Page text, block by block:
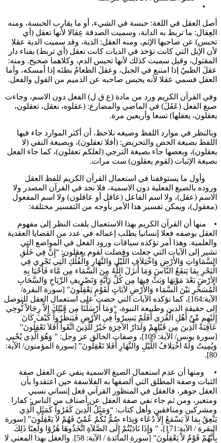
في اللغة: حبسة في الشيء، أو ما يقارب الحبسة، ومنه
ما تربط به الدابة، وسميت الصدقة عِقالا لأنها تعقل (أي
عن صاحبها الإثم، ومنه العقل: الدية، وقد سميت الدية عقلا
التي كانت تؤخذ في الديات كانت تعقل (أي تربط) بفناء دار
وقيل سميت كذلك لأنها تحبس الدم، وكلاهما صحيح. ومنه:
إذا امتنع في الجبل، وعقلَ الطعامُ بطنَه إذا أمسكه، وأما
فسمي عقلا لأنه يحبس صاحبه عن الذميم من القول والفعل.
الكريم ورد من مادة (ع ق ل) الفعل دون الاسم، وجاءت
(عَقَلَ) في الماضي والمضارع: (عقلوه، نعقل، تعقلون،
يعقلها) تسعا وأربعين مرة.
في موارد اللفظ وصيغه نلاحظ، أن أكثر الموارد جاء فيها
بصيغة الحض والتحريض: (أفلا تعقلون)، وبصيغة النفي (لا
وبعضها جاء بصيغة الترجي (لعلكم تعقلون)، كما جاء الفعل
الإثبات (لقوم يعقلون) ست مرات.
ما يستوقفنا في استعمال القرآن الكريم للفظ العقل
بالصيغ الفعلية دون الاسمية، فلا نجد في القرآن المصدر ولا
(عقل)، ولا اسم الفاعل (عاقل أو عاقلون) ولا اسم المفعول
ويمكن تفسير هذا الأمر بأوجه من التفسير مختلفة:
أن القرآن الكريم بهذا الاستعمال يلفت النظر إلى مفهوم
بوصفه فعلا إنسانيا يطلب إعماله في عدد من القضايا العقدية
وهذا أمر تؤكده سياقات ورود الفعل في المواضع التي
إلى الآيات التي جعلت وفصلت لقوم يعقلون: “إِنَّ فِي خَلْقِ
وَالأَرْضِ وَاخْتِلاَفِ اللَّيْلِ وَالنَّهَارِ وَالْفُلْكِ الَّتِي تَجْرِي فِي
بِمَا يَنفَعُ النَّاسَ وَمَا أَنزَلَ اللَّهُ مِنَ السَّمَاء مِن مَّاء فَأَحْيَا بِهِ
بَعْدَ مَوْتِهَا وَبَثَّ فِيهَا مِن كُلِّ دَآبَّةٍ وَتَصْرِيفِ الرِّيَاحِ وَالسَّحَابِ
بَيْنَ السَّمَاء وَالأَرْضِ لآيَاتٍ لِّقَوْمٍ يَعْقِلُونَ” [سورة البقرة/
الآية:164]، كما تؤكده الآيات التي حضت على استعمال العقل للتوصل
الدين وطبيعة النبوة، “وَمَا أَرْسَلْنَا مِن قَبْلِكَ إِلاَّ رِجَالاً نُّوحِي
مِّنْ أَهْلِ الْقُرَى أَفَلَمْ يَسِيرُواْ فِي الأَرْضِ فَيَنظُرُواْ كَيْفَ كَانَ
الَّذِينَ مِن قَبْلِهِمْ وَلَدَارُ الآخِرَةِ خَيْرٌ لِّلَّذِينَ اتَّقَواْ أَفَلاَ تَعْقِلُونَ”
[سورة يونس/ الآية: 109]، وصفات الخالق عز وجل: ” وَهُوَ الَّذِي يُحْيِي
وَلَهُ اخْتِلافُ اللَّيْلِ وَالنَّهَارِ أَفَلا تَعْقِلُونَ” [سورة المؤمنون/ الآية:
أن عدم استعمال الصيغ الاسمية ينفي عن العقل صفة
وصفة المطلق التي ألصقها به الفلاسفة حين اعتقدوا بأن
جوهر، فالعقل في المنظور القرآني فعل إنساني نسبي
ومن ثم جاء نفي صفة العقل عن أصناف من الناس: كفارا
ومنافقين وأهل كتاب: “وَمَثَلُ الَّذِينَ كَفَرُواْ كَمَثَلِ الَّذِي
بِمَا لاَ يَسْمَعُ إِلاَّ دُعَاء وَنِدَاء صُمٌّ بُكْمٌ عُمْيٌ فَهُمْ لاَ يَعْقِلُونَ” [سورة
البقرة / الآية:171]، ” وَإِذَا نَادَيْتُمْ إِلَى الصَّلاَةِ اتَّخَذُوهَا هُزُوًا وَلَعِبًا ذَلِكَ
بِأَنَّهُمْ قَوْمٌ لاَّ يَعْقِلُونَ” [سورة المائدة / الآية: 58]. والعقل بهذا المعنى لا